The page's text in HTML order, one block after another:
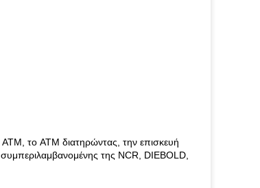
το ATM διατηρώντας, την επισκευή
της NCR, DIEBOLD,